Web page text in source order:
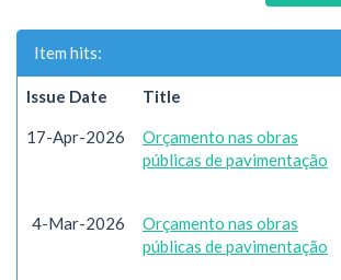
Item hits:
Issue Date Title
17-Apr-2026
Orçamento nas obras
públicas de pavimentação
4-Mar-2026
Orçamento nas obras
públicas de pavimentação